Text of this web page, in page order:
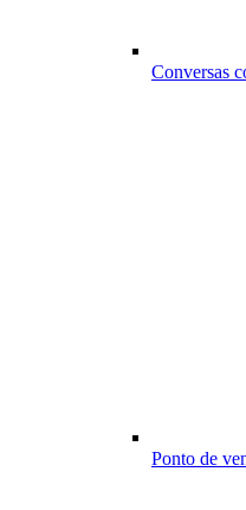
Conversas
Ponto de